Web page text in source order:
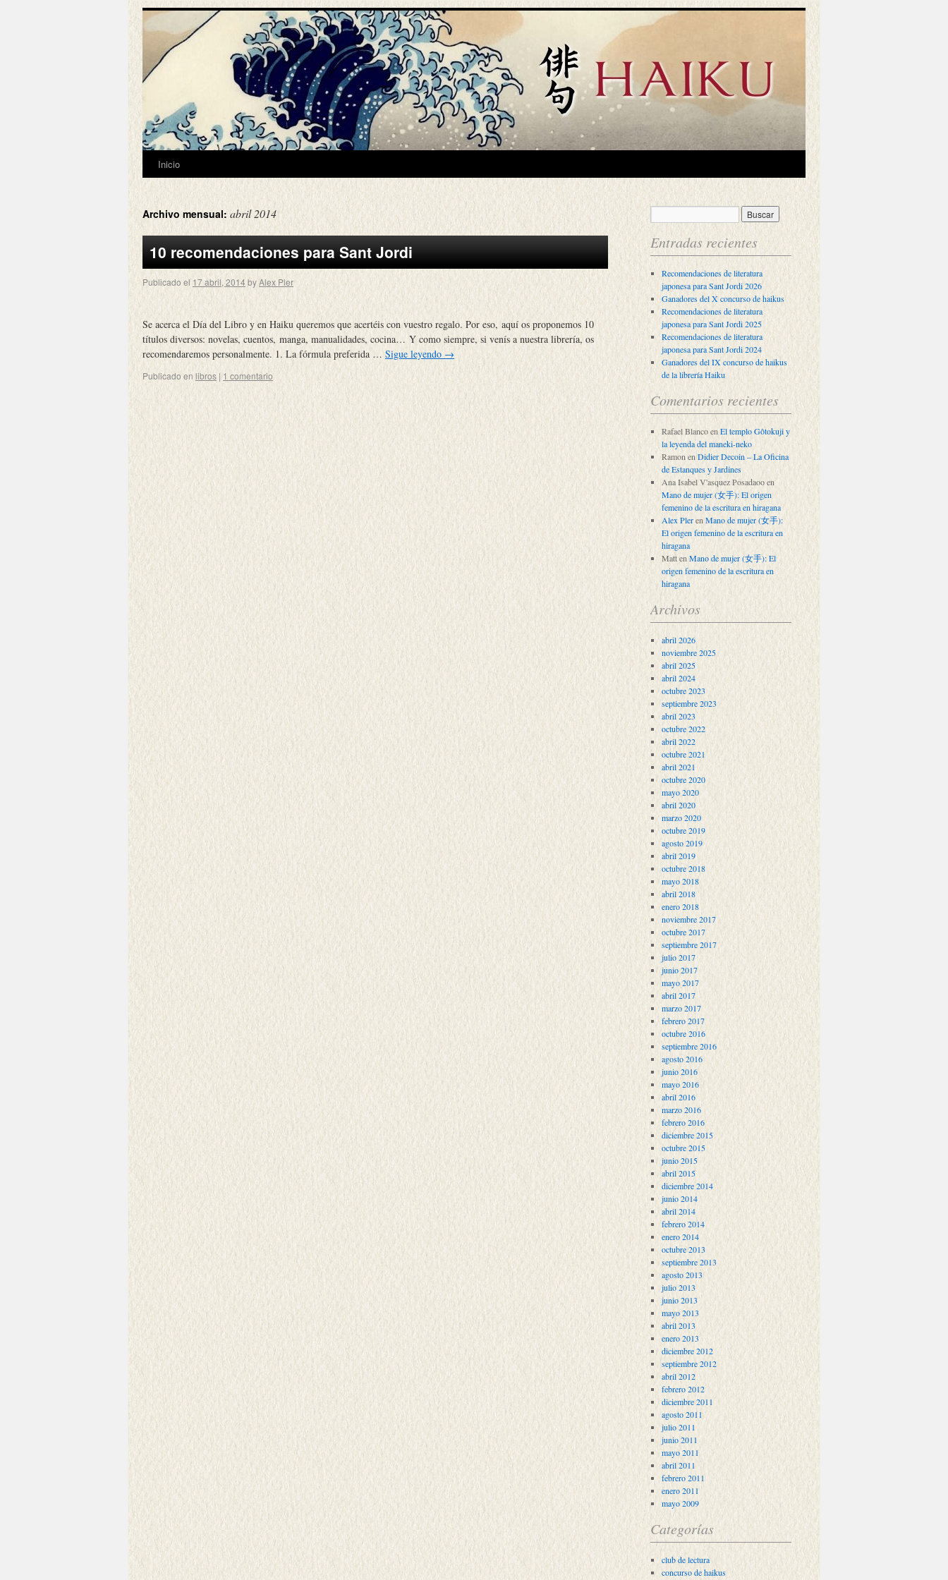
Inicio
Archivo mensual:abril 2014
10 recomendaciones para Sant Jordi
Publicado el 17 abril, 2014byAlex Pler
Se acerca el Día del Libro y en Haiku queremos que acertéis con vuestro regalo. Por eso, aquí os proponemos 10
títulos diversos: novelas, cuentos, manga, manualidades, cocina… Y como siempre, si venís a nuestra librería, os
recomendaremos personalmente. 1. La fórmula preferida … Sigue leyendo →
Publicado en libros | 1 comentario
Entradas recientes
Recomendaciones de literatura
japonesa para Sant Jordi 2026
Ganadores del X concurso de haikus
Recomendaciones de literatura
japonesa para Sant Jordi 2025
Recomendaciones de literatura
japonesa para Sant Jordi 2024
Ganadores del IX concurso de haikus
de la librería Haiku
Comentarios recientes
Rafael Blancoen El templo Gôtokuji y
la leyenda del maneki-neko
Ramonen Didier Decoin – La Oficina
de Estanques y Jardines
Ana Isabel V'asquez Posadaooen
Mano de mujer (女手): El origen
femenino de la escritura en hiragana
Alex PlerenMano de mujer (女手):
El origen femenino de la escritura en
hiragana
Matten Mano de mujer (女手): El
origen femenino de la escritura en
hiragana
Archivos
abril 2026
noviembre 2025
abril 2025
abril 2024
octubre 2023
septiembre 2023
abril 2023
octubre 2022
abril 2022
octubre 2021
abril 2021
octubre 2020
mayo 2020
abril 2020
marzo 2020
octubre 2019
agosto 2019
abril 2019
octubre 2018
mayo 2018
abril 2018
enero 2018
noviembre 2017
octubre 2017
septiembre 2017
julio 2017
junio 2017
mayo 2017
abril 2017
marzo 2017
febrero 2017
octubre 2016
septiembre 2016
agosto 2016
junio 2016
mayo 2016
abril 2016
marzo 2016
febrero 2016
diciembre 2015
octubre 2015
junio 2015
abril 2015
diciembre 2014
junio 2014
abril 2014
febrero 2014
enero 2014
octubre 2013
septiembre 2013
agosto 2013
julio 2013
junio 2013
mayo 2013
abril 2013
enero 2013
diciembre 2012
septiembre 2012
abril 2012
febrero 2012
diciembre 2011
agosto 2011
julio 2011
junio 2011
mayo 2011
abril 2011
febrero 2011
enero 2011
mayo 2009
Categorías
club de lectura
concurso de haikus